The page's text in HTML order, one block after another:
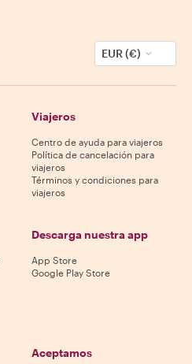
EUR (€)
Viajeros
Centro de ayuda para viajeros
Política de cancelación para
viajeros
Términos y condiciones para
viajeros
Descarga nuestra app
App Store
Google Play Store
Aceptamos